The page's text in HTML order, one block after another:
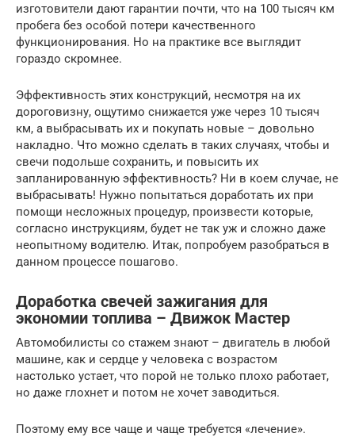
изготовители дают гарантии почти, что на 100 тысяч км
пробега без особой потери качественного
функционирования. Но на практике все выглядит
гораздо скромнее.
Эффективность этих конструкций, несмотря на их
дороговизну, ощутимо снижается уже через 10 тысяч
км, а выбрасывать их и покупать новые – довольно
накладно. Что можно сделать в таких случаях, чтобы и
свечи подольше сохранить, и повысить их
запланированную эффективность? Ни в коем случае, не
выбрасывать! Нужно попытаться доработать их при
помощи несложных процедур, произвести которые,
согласно инструкциям, будет не так уж и сложно даже
неопытному водителю. Итак, попробуем разобраться в
данном процессе пошагово.
Доработка свечей зажигания для
экономии топлива – Движок Мастер
Автомобилисты со стажем знают – двигатель в любой
машине, как и сердце у человека с возрастом
настолько устает, что порой не только плохо работает,
но даже глохнет и потом не хочет заводиться.
Поэтому ему все чаще и чаще требуется «лечение».